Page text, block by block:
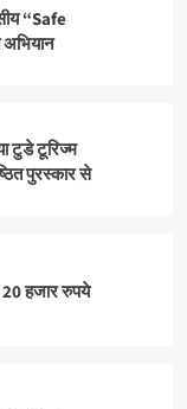
“Safe
टुडे टूरिज्म
पुरस्कार से
20 हजार रुपये